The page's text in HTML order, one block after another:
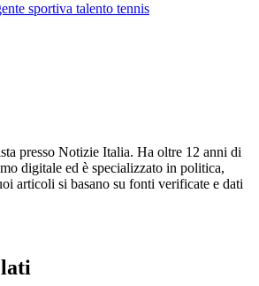
sportiva talento tennis
presso Notizie Italia. Ha oltre 12 anni di
digitale ed è specializzato in politica,
articoli si basano su fonti verificate e dati